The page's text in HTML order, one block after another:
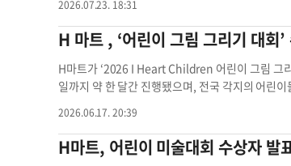
h’의 카밀월드를 통해 제공된다.알림 공모전 수상
단은 해피빌리지 웹사이트에서 확인 가능합니다.
층 볼룸에서 열립니다. 수상자는 본인 신분증(ID)
호자나 가족이 대신 참석해 장학금을 받을 수
ndation, 중앙일보 ▶후원: Albert Soohan Kim
발표 la지역 수상자 foundation 중앙일보
2026.07.23. 18:31
H 마트 , ‘어린이 그림 그리기 대회
H마트가 ‘2026 I Heart Children 어린이 그림 그
일까지 약 한 달간 진행됐으며, 전국 각지의 어린
년 부문에서는 스테파니 혜린 양(Stephanie
을 차지했다. 대상 수상자에게는 각각 1000달러
00달러 상당의 H마트 상품권과 상패, 2등 수상자
2026.06.17. 20:39
H마트, 어린이 미술대회 수상자 발